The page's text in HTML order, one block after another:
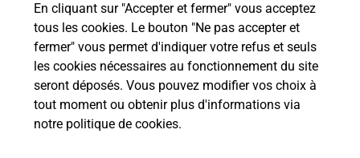
En cliquant sur "Accepter et fermer" vous acceptez
tous les cookies. Le bouton "Ne pas accepter et
fermer" vous permet d'indiquer votre refus et seuls
les cookies nécessaires au fonctionnement du site
seront déposés. Vous pouvez modifier vos choix à
tout moment ou obtenir plus d'informations via
notre politique de cookies.
BISCHWILLER (67240) ? Découvrez toutes les
solutions proposées par La Poste.
En savoir plus